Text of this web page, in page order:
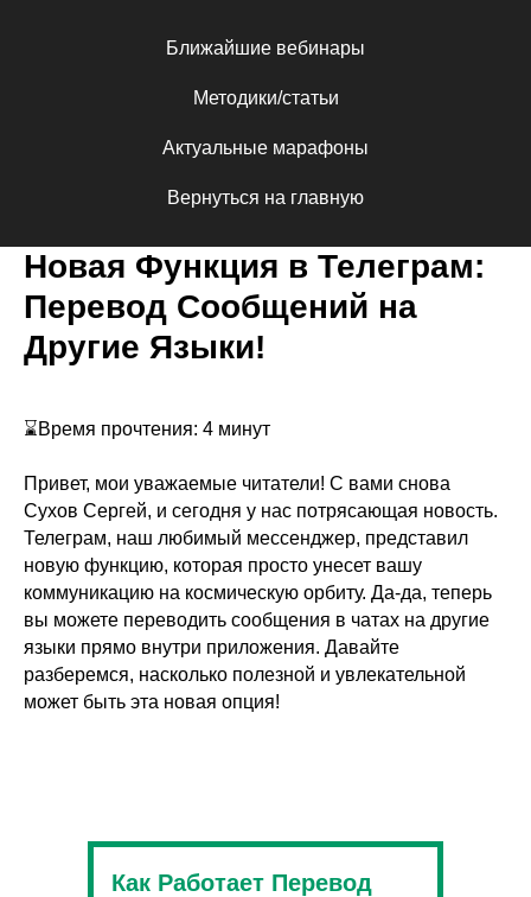
Ближайшие вебинары
Методики/статьи
Актуальные марафоны
Вернуться на главную
Новая Функция в Телеграм:
Перевод Сообщений на
Другие Языки!
⌛️Время прочтения: 4 минут
Привет, мои уважаемые читатели! С вами снова
Сухов Сергей, и сегодня у нас потрясающая новость.
Телеграм, наш любимый мессенджер, представил
новую функцию, которая просто унесет вашу
коммуникацию на космическую орбиту. Да-да, теперь
вы можете переводить сообщения в чатах на другие
языки прямо внутри приложения. Давайте
разберемся, насколько полезной и увлекательной
может быть эта новая опция!
Как Работает Перевод